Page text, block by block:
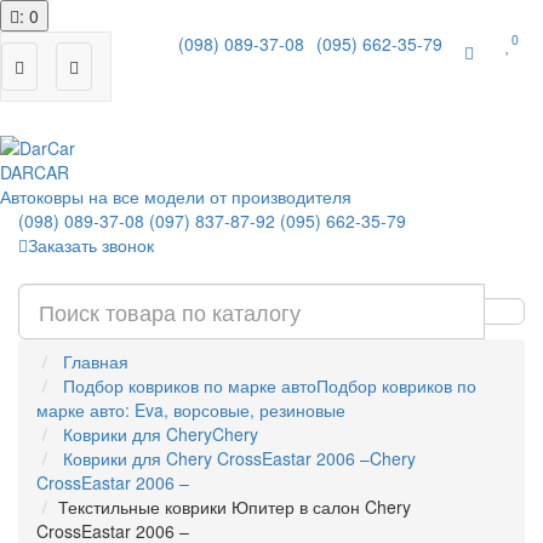
: 0
(098) 089-37-08 (095) 662-35-79 0
DARCAR
Автоковры на все модели от производителя
(098) 089-37-08 (097) 837-87-92 (095) 662-35-79
Заказать звонок
Главная
Подбор ковриков по марке автоПодбор ковриков по
марке авто: Eva, ворсовые, резиновые
Коврики для CheryChery
Коврики для Chery CrossEastar 2006 –Chery
CrossEastar 2006 –
Текстильные коврики Юпитер в салон Chery
CrossEastar 2006 –